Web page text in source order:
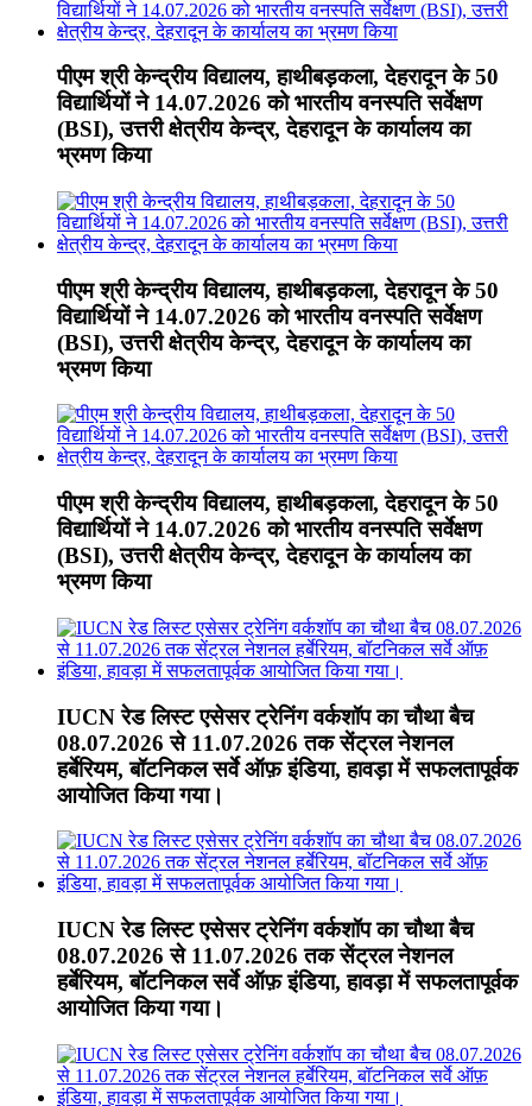
पीएम श्री केन्द्रीय विद्यालय, हाथीबड़कला, देहरादून के 50
विद्यार्थियों ने 14.07.2026 को भारतीय वनस्पति सर्वेक्षण
(BSI), उत्तरी क्षेत्रीय केन्द्र, देहरादून के कार्यालय का
भ्रमण किया
पीएम श्री केन्द्रीय विद्यालय, हाथीबड़कला, देहरादून के 50
विद्यार्थियों ने 14.07.2026 को भारतीय वनस्पति सर्वेक्षण
(BSI), उत्तरी क्षेत्रीय केन्द्र, देहरादून के कार्यालय का
भ्रमण किया
पीएम श्री केन्द्रीय विद्यालय, हाथीबड़कला, देहरादून के 50
विद्यार्थियों ने 14.07.2026 को भारतीय वनस्पति सर्वेक्षण
(BSI), उत्तरी क्षेत्रीय केन्द्र, देहरादून के कार्यालय का
भ्रमण किया
IUCN रेड लिस्ट एसेसर ट्रेनिंग वर्कशॉप का चौथा बैच
08.07.2026 से 11.07.2026 तक सेंट्रल नेशनल
हर्बेरियम, बॉटनिकल सर्वे ऑफ़ इंडिया, हावड़ा में सफलतापूर्वक
आयोजित किया गया।
IUCN रेड लिस्ट एसेसर ट्रेनिंग वर्कशॉप का चौथा बैच
08.07.2026 से 11.07.2026 तक सेंट्रल नेशनल
हर्बेरियम, बॉटनिकल सर्वे ऑफ़ इंडिया, हावड़ा में सफलतापूर्वक
आयोजित किया गया।